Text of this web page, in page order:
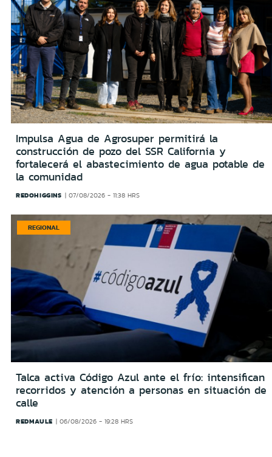
Impulsa Agua de Agrosuper permitirá la
construcción de pozo del SSR California y
fortalecerá el abastecimiento de agua potable de
la comunidad
REDOHIGGINS 07/08/2026 - 11:38 HRS
REGIONAL
Talca activa Código Azul ante el frío: intensifican
recorridos y atención a personas en situación de
calle
REDMAULE 06/08/2026 - 19:28 HRS